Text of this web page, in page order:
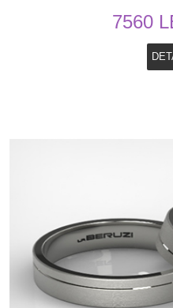
7560